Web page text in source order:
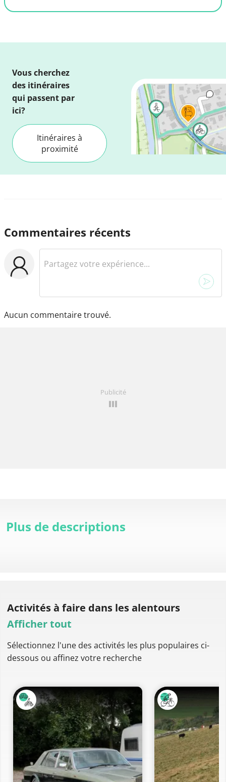
Vous cherchez
des itinéraires
qui passent par
ici?
Itinéraires à
proximité
Commentaires récents
Aucun commentaire trouvé.
Publicité
Plus de descriptions
Activités à faire dans les alentours
Afficher tout
Sélectionnez l'une des activités les plus populaires ci-
dessous ou affinez votre recherche